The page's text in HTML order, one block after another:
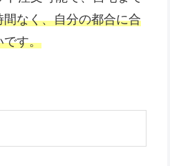
なく、自分の都合に合
です。